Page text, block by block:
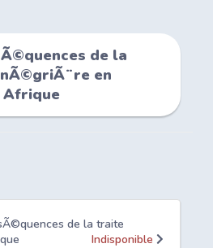
de la
en
Afrique
de la traite
Indisponible